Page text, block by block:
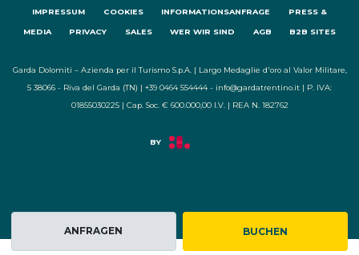
ANFRAGEN BUCHEN
IMPRESSUM COOKIES INFORMATIONSANFRAGE PRESS &
MEDIA PRIVACY SALES WER WIR SIND AGB B2B SITES
Garda Dolomiti – Azienda per il Turismo S.p.A. | Largo Medaglie d'oro al Valor Militare,
5 38066 - Riva del Garda (TN) | +39 0464 554444 - info@gardatrentino.it | P. IVA:
01855030225 | Cap. Soc. € 600.000,00 I.V. | REA N. 182762